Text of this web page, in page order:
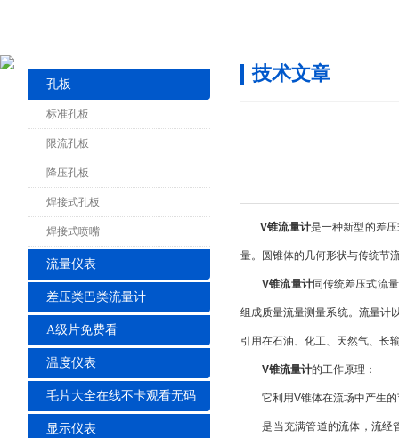
孔板
标准孔板
限流孔板
降压孔板
焊接式孔板
焊接式喷嘴
流量仪表
差压类巴类流量计
A级片免费看
温度仪表
毛片大全在线不卡观看无码
显示仪表
技术文章
V锥流量计是一种新型的差压
量。圆锥体的几何形状与传统
V锥流量计同传统差压式流量
组成质量流量测量系统。流量计
引用在石油、化工、天然气、长
V锥流量计的工作原理：
它利用V锥体在流场中产生的节流
是当充满管道的流体，流经